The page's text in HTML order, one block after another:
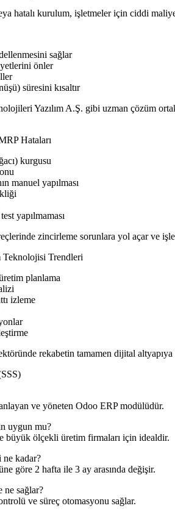
hatalı kurulum, işletmeler için ciddi
sağlar
önler
süresini kısaltır
Yazılım A.Ş. gibi uzman çözüm
Hataları
kurgusu
manuel yapılması
yapılmaması
zincirleme sorunlara yol açar ve
Trendleri
planlama
izleme
rekabetin tamamen dijital altyapıya
ve yöneten Odoo ERP modülüdür.
uygun mu?
ölçekli üretim firmaları için idealdir.
kadar?
göre 2 hafta ile 3 ay arasında değişir.
sağlar?
ve süreç otomasyonu sağlar.